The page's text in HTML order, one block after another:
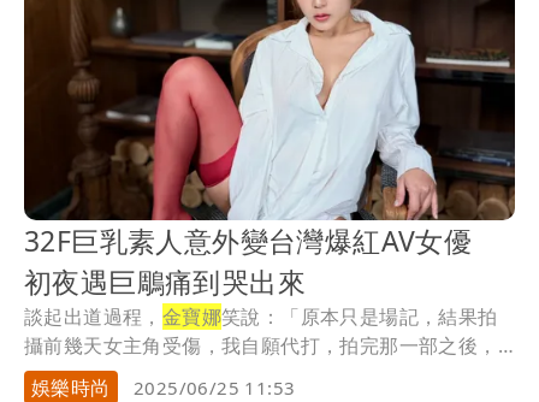
32F巨乳素人意外變台灣爆紅AV女優
初夜遇巨鵰痛到哭出來
談起出道過程， 金寶娜笑說：「原本只是場記，結果拍
攝前幾天女主角受傷，我自願代打，拍完那一部之後，
開啟...
娛樂時尚 2025/06/25 11:53